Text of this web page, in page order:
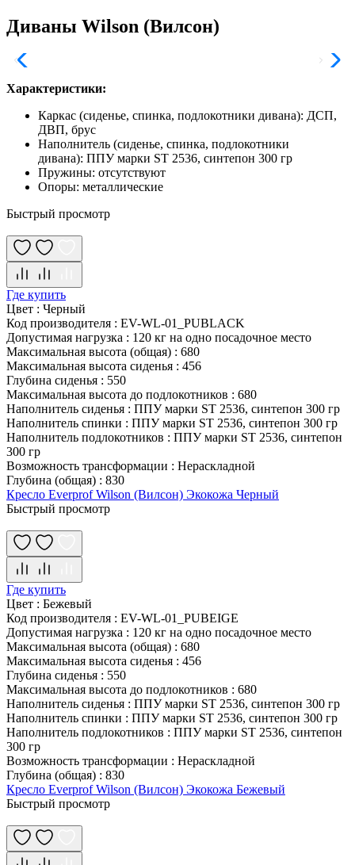
Диваны Wilson (Вилсон)
Характеристики:
Каркас (сиденье, спинка, подлокотники дивана): ДСП,
ДВП, брус
Наполнитель (сиденье, спинка, подлокотники
дивана): ППУ марки ST 2536, синтепон 300 гр
Пружины: отсутствуют
Опоры: металлические
Быстрый просмотр
Где купить
Цвет : Черный
Код производителя : EV-WL-01_PUBLACK
Допустимая нагрузка : 120 кг на одно посадочное место
Максимальная высота (общая) : 680
Максимальная высота сиденья : 456
Глубина сиденья : 550
Максимальная высота до подлокотников : 680
Наполнитель сиденья : ППУ марки ST 2536, синтепон 300 гр
Наполнитель спинки : ППУ марки ST 2536, синтепон 300 гр
Наполнитель подлокотников : ППУ марки ST 2536, синтепон
300 гр
Возможность трансформации : Нераскладной
Глубина (общая) : 830
Кресло Everprof Wilson (Вилсон) Экокожа Черный
Быстрый просмотр
Где купить
Цвет : Бежевый
Код производителя : EV-WL-01_PUBEIGE
Допустимая нагрузка : 120 кг на одно посадочное место
Максимальная высота (общая) : 680
Максимальная высота сиденья : 456
Глубина сиденья : 550
Максимальная высота до подлокотников : 680
Наполнитель сиденья : ППУ марки ST 2536, синтепон 300 гр
Наполнитель спинки : ППУ марки ST 2536, синтепон 300 гр
Наполнитель подлокотников : ППУ марки ST 2536, синтепон
300 гр
Возможность трансформации : Нераскладной
Глубина (общая) : 830
Кресло Everprof Wilson (Вилсон) Экокожа Бежевый
Быстрый просмотр